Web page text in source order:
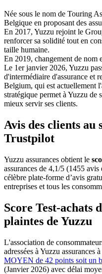
Née sous le nom de Touring
Belgique en proposant des
En 2017, Yuzzu rejoint le
renforcer sa solidité tout en
taille humaine.
En 2019, changement de nom
Le 1er janvier 2026, Yuzzu
d'intermédiaire d'assurance et
Belgium, qui est actuellement
stratégique permet à Yuzzu de
mieux servir ses clients.
Avis des clients au
Trustpilot
Yuzzu assurances obtient le
assurances de 4,1/5 (1455
célèbre plate-forme d’avis
entreprises et tous les
Score Test-achats
plaintes de Yuzzu
L'association de
adressées à Yuzzu assurances
MOYEN de 42 points soit un
(Janvier 2026) avec délai